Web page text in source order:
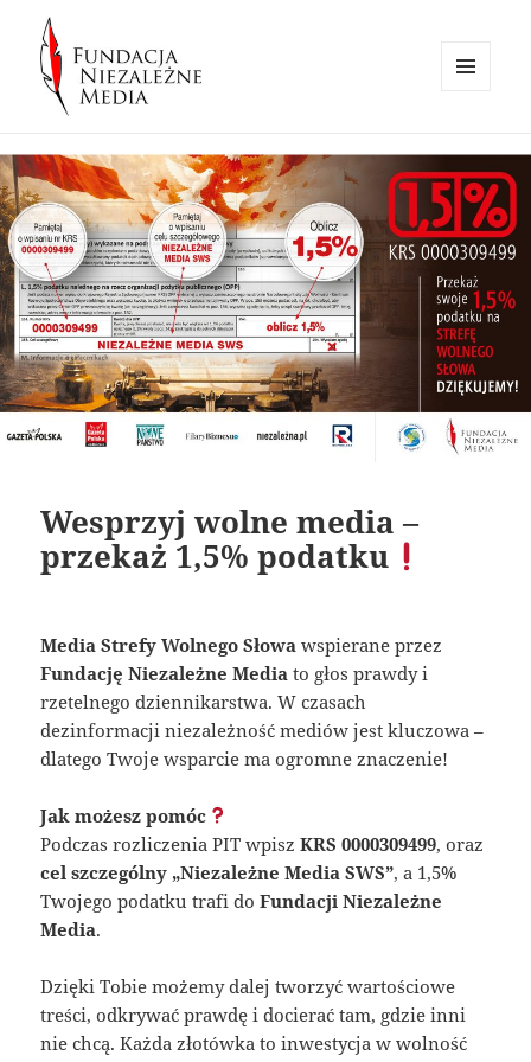
Fundacja Niezależne Media
Wesprzyj wolne media –
przekaż 1,5% podatku
Media Strefy Wolnego Słowa wspierane przez
Fundację Niezależne Media to głos prawdy i
rzetelnego dziennikarstwa. W czasach
dezinformacji niezależność mediów jest kluczowa –
dlatego Twoje wsparcie ma ogromne znaczenie!
Jak możesz pomóc
Podczas rozliczenia PIT wpiszKRS 0000309499, oraz
cel szczególny „Niezależne Media SWS”, a 1,5%
Twojego podatku trafi doFundacji Niezależne
Media.
Dzięki Tobie możemy dalej tworzyć wartościowe
treści, odkrywać prawdę i docierać tam, gdzie inni
nie chcą. Każda złotówka to inwestycja w wolność